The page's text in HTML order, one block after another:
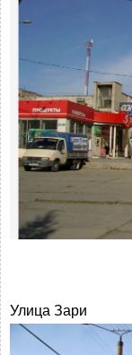
Улица Зари